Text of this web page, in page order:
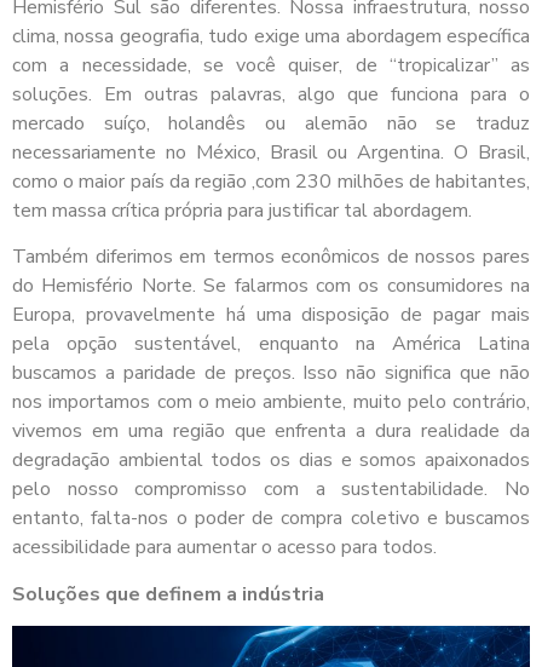
Hemisfério Sul são diferentes. Nossa infraestrutura, nosso
clima, nossa geografia, tudo exige uma abordagem específica
com a necessidade, se você quiser, de “tropicalizar” as
soluções. Em outras palavras, algo que funciona para o
mercado suíço, holandês ou alemão não se traduz
necessariamente no México, Brasil ou Argentina. O Brasil,
como o maior país da região ,com 230 milhões de habitantes,
tem massa crítica própria para justificar tal abordagem.
Também diferimos em termos econômicos de nossos pares
do Hemisfério Norte. Se falarmos com os consumidores na
Europa, provavelmente há uma disposição de pagar mais
pela opção sustentável, enquanto na América Latina
buscamos a paridade de preços. Isso não significa que não
nos importamos com o meio ambiente, muito pelo contrário,
vivemos em uma região que enfrenta a dura realidade da
degradação ambiental todos os dias e somos apaixonados
pelo nosso compromisso com a sustentabilidade. No
entanto, falta-nos o poder de compra coletivo e buscamos
acessibilidade para aumentar o acesso para todos.
Soluções que definem a indústria